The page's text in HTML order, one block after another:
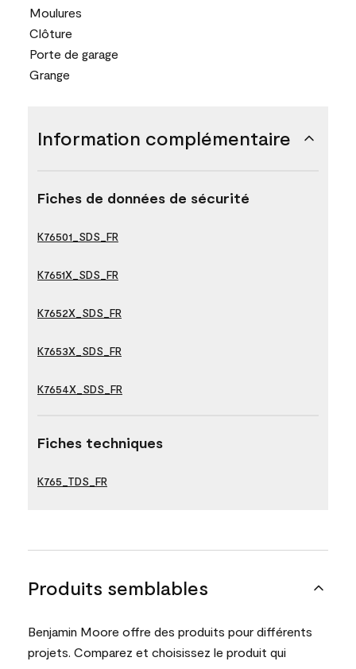
Moulures
Clôture
Porte de garage
Grange
Information complémentaire
Fiches de données de sécurité
K76501_SDS_FR
K7651X_SDS_FR
K7652X_SDS_FR
K7653X_SDS_FR
K7654X_SDS_FR
Fiches techniques
K765_TDS_FR
Produits semblables
Benjamin Moore offre des produits pour différents
projets. Comparez et choisissez le produit qui